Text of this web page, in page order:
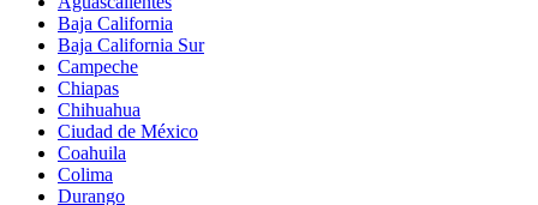
Baja California
Baja California Sur
Campeche
Chiapas
Chihuahua
Ciudad de México
Coahuila
Colima
Durango